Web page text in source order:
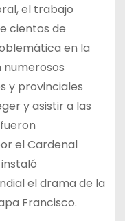
el trabajo
cientos de
en la
numerosos
y provinciales
y asistir a las
el Cardenal
el drama de la
Francisco.